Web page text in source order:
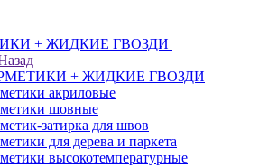
+ ЖИДКИЕ ГВОЗДИ
+ ЖИДКИЕ ГВОЗДИ
акриловые
шовные
затирка для швов
для дерева и паркета
высокотемпературные